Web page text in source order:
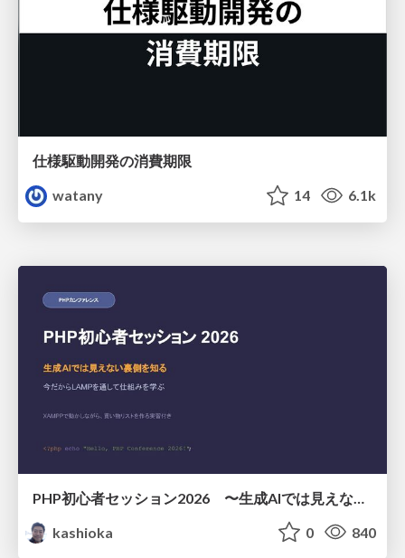
仕様駆動開発の消費期限
watany
14 6.1k
kashioka
0 840